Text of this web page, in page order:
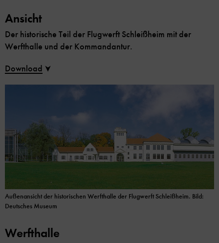
Außenansicht der historischen Werfthalle der Flugwerft Schleißheim. Bild:
Deutsches Museum
Ansicht
Der historische Teil der Flugwerft Schleißheim mit der
Werfthalle und der Kommandantur.
Download
Werfthalle